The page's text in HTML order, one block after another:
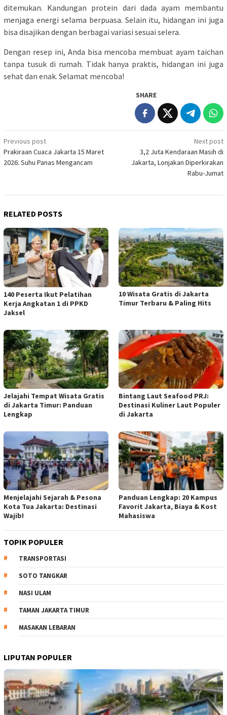
ditemukan. Kandungan protein dari dada ayam membantu
menjaga energi selama berpuasa. Selain itu, hidangan ini juga
bisa disajikan dengan berbagai variasi sesuai selera.
Dengan resep ini, Anda bisa mencoba membuat ayam taichan
tanpa tusuk di rumah. Tidak hanya praktis, hidangan ini juga
sehat dan enak. Selamat mencoba!
SHARE
Post
navigation
Previous post
Prakiraan Cuaca Jakarta 15 Maret
2026: Suhu Panas Mengancam
Next post
3,2 Juta Kendaraan Masih di
Jakarta, Lonjakan Diperkirakan
Rabu-Jumat
RELATED POSTS
140 Peserta Ikut Pelatihan
Kerja Angkatan 1 di PPKD
Jaksel
10 Wisata Gratis di Jakarta
Timur Terbaru & Paling Hits
Jelajahi Tempat Wisata Gratis
di Jakarta Timur: Panduan
Lengkap
Bintang Laut Seafood PRJ:
Destinasi Kuliner Laut Populer
di Jakarta
Menjelajahi Sejarah & Pesona
Kota Tua Jakarta: Destinasi
Wajib!
Panduan Lengkap: 20 Kampus
Favorit Jakarta, Biaya & Kost
Mahasiswa
TOPIK POPULER
TRANSPORTASI
SOTO TANGKAR
NASI ULAM
TAMAN JAKARTA TIMUR
MASAKAN LEBARAN
LIPUTAN POPULER